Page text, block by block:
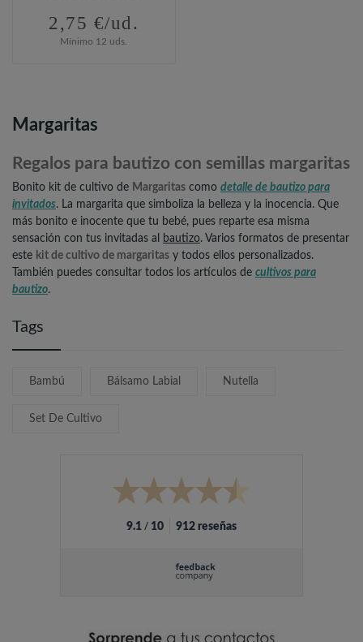
Tags
Bambú Bálsamo Labial Nutella
Set De Cultivo
9.1 / 10 912 reseñas
2,75 €/ud.
Mínimo 12 uds.
Margaritas
Regalos para bautizo con semillas margaritas
Bonito kit de cultivo de Margaritas como detalle de bautizo para
invitados. La margarita que simboliza la belleza y la inocencia. Que
más bonito e inocente que tu bebé, pues reparte esa misma
sensación con tus invitadas al
bautizo. Varios formatos de presentar
este kit de cultivo de margaritas y todos ellos personalizados.
También puedes consultar todos los artículos de cultivos para
bautizo.